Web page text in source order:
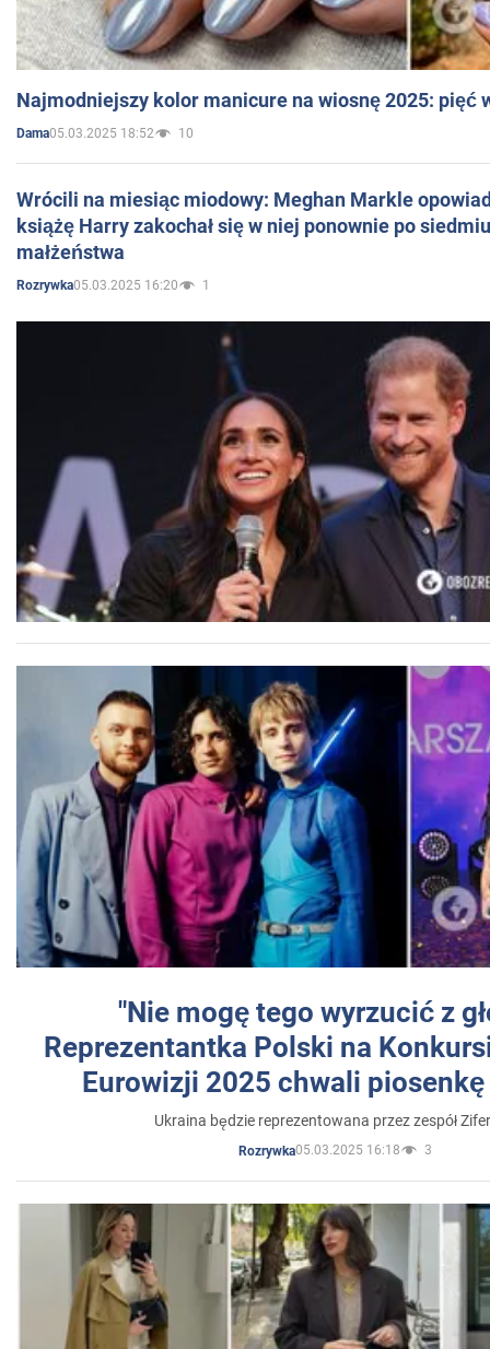
Najmodniejszy kolor manicure na wiosnę 2025: pięć
Dama05.03.2025 18:52 10
Wrócili na miesiąc miodowy: Meghan Markle
książę Harry zakochał się w niej ponownie po
małżeństwa
Rozrywka05.03.2025 16:20 1
"Nie mogę tego wyrzucić z
Reprezentantka Polski na
Eurowizji 2025 chwali
Ukraina będzie reprezentowana przez zespół
Rozrywka05.03.2025 16:18 3